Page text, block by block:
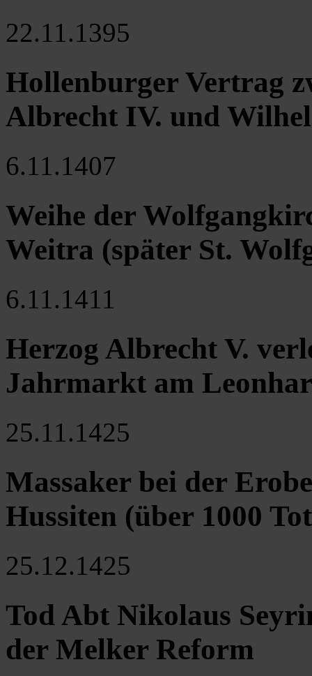
22.11.1395
Hollenburger Vertrag
Albrecht IV. und
6.11.1407
Weihe der
Weitra (später St.
6.11.1411
Herzog Albrecht V.
Jahrmarkt am
25.11.1425
Massaker bei der
Hussiten (über 1000
25.12.1425
Tod Abt Nikolaus
der Melker Reform